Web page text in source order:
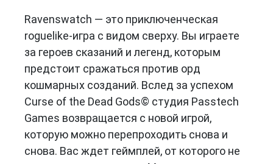
Ravenswatch — это приключенческая
roguelike-игра с видом сверху. Вы играете
за героев сказаний и легенд, которым
предстоит сражаться против орд
кошмарных созданий. Вслед за успехом
Curse of the Dead Gods© студия Passtech
Games возвращается с новой игрой,
которую можно перепроходить снова и
снова. Вас ждет геймплей, от которого не